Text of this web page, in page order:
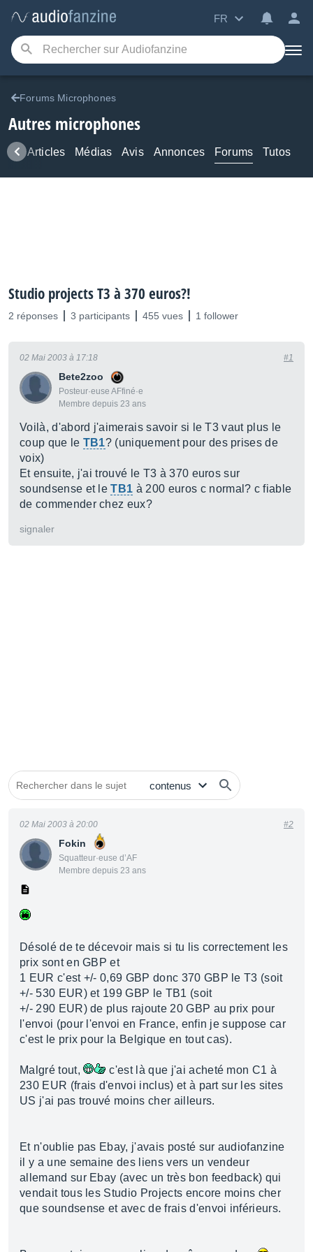
FR
Forums Microphones
Autres microphones
Articles Médias Avis Annonces Forums Tutos
Studio projects T3 à 370 euros?!
2 réponses 3 participants 455 vues 1 follower
Bete2zoo
Posteur·euse AFfiné·e
Membre depuis 23 ans
02 Mai 2003 à 17:18 #1
Voilà, d'abord j'aimerais savoir si le T3 vaut plus le
coup que le TB1? (uniquement pour des prises de
voix)
Et ensuite, j'ai trouvé le T3 à 370 euros sur
soundsense et leTB1 à 200 euros c normal? c fiable
de commender chez eux?
signaler
Fokin
Squatteur·euse d’AF
Membre depuis 23 ans
02 Mai 2003 à 20:00 #2
Désolé de te décevoir mais si tu lis correctement les
prix sont en GBP et
1 EUR c'est +/- 0,69 GBP donc 370 GBP le T3 (soit
+/- 530 EUR) et 199 GBP le TB1 (soit
+/- 290 EUR) de plus rajoute 20 GBP au prix pour
l'envoi (pour l'envoi en France, enfin je suppose car
c'est le prix pour la Belgique en tout cas).
Malgré tout,
c'est là que j'ai acheté mon C1 à
230 EUR (frais d'envoi inclus) et à part sur les sites
US j'ai pas trouvé moins cher ailleurs.
Et n'oublie pas Ebay, j'avais posté sur audiofanzine
il y a une semaine des liens vers un vendeur
allemand sur Ebay (avec un très bon feedback) qui
vendait tous les Studio Projects encore moins cher
que soundsense et avec de frais d'envoi inférieurs.